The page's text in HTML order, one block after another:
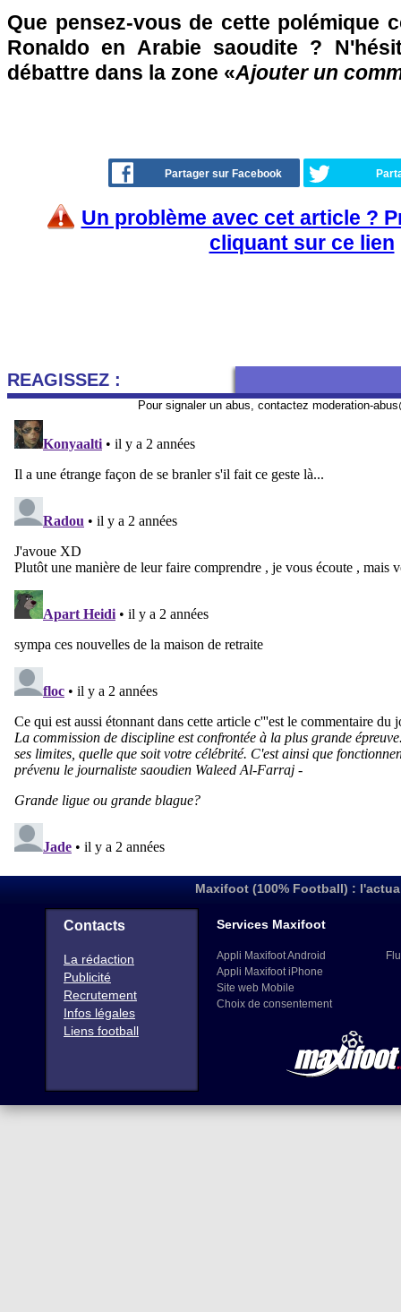
Que pensez-vous de cette polémique
Ronaldo en Arabie saoudite ?
débattre dans la zone «Ajouter un
Partager sur Facebook
Un problème avec cet article ?
cliquant sur ce lien
REAGISSEZ :
Pour signaler un abus, contactez moderation-
Maxifoot (100% Football) :
Contacts
La rédaction
Publicité
Recrutement
Infos légales
Liens football
Services Maxifoot
Appli Maxifoot Android
Appli Maxifoot iPhone
Site web Mobile
Choix de consentement